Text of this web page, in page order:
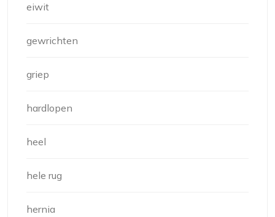
eiwit
gewrichten
griep
hardlopen
heel
hele rug
hernia